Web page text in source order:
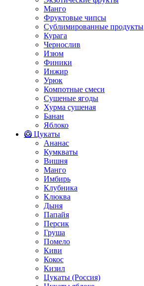
Манго
Фруктовые чипсы
Сублимированные продукты
Курага
Чернослив
Изюм
Финики
Инжир
Урюк
Компотные смеси
Сушеные ягоды
Хурма сушеная
Банан
Яблоко
🥝 Цукаты
Ананас
Кумкваты
Вишня
Манго
Имбирь
Клубника
Клюква
Дыня
Папайя
Персик
Груша
Помело
Киви
Кокос
Кизил
Цукаты (Россия)